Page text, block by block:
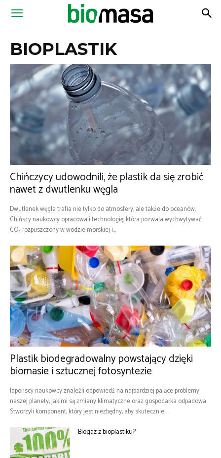
Magazyn
BIOPLASTIK
Chińczycy udowodnili, że plastik da się zrobić
nawet z dwutlenku węgla
Dwutlenek węgla trafia nie tylko do atmosfery, ale także do oceanów.
Chińscy naukowcy opracowali technologię, która pozwala wychwytywać
CO₂ rozpuszczony w wodzie morskiej i...
Plastik biodegradowalny powstający dzięki
biomasie i sztucznej fotosyntezie
Japońscy naukowcy znaleźli odpowiedź na najbardziej palące problemy
naszej planety, jakimi są zmiany klimatyczne oraz gospodarka odpadowa.
Stworzyli komponent, który jest niezbędny, aby skutecznie...
Biogaz z bioplastiku?